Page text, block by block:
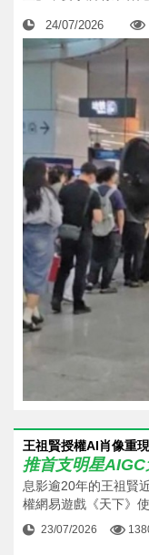
24/07/2026
息影逾20年的王祖賢
權網易遊戲《天下》使
23/07/2026